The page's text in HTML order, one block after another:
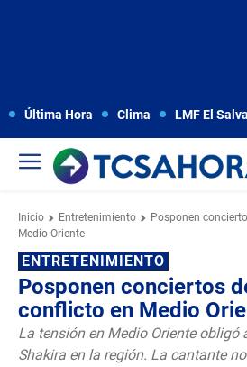
Última Hora Clima LMF El
Inicio Entretenimiento
Posponen
Medio Oriente
ENTRETENIMIENTO
Posponen conciertos
conflicto en Medio
La tensión en Medio Oriente obligó
Shakira en la región. La cantante